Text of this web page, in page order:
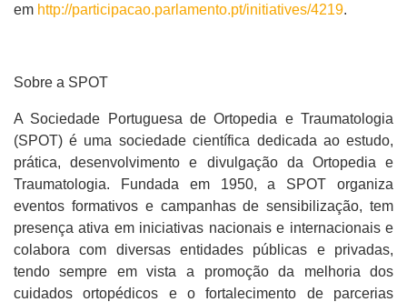
em http://participacao.parlamento.pt/initiatives/4219.
Sobre a SPOT
A Sociedade Portuguesa de Ortopedia e Traumatologia
(SPOT) é uma sociedade científica dedicada ao estudo,
prática, desenvolvimento e divulgação da Ortopedia e
Traumatologia. Fundada em 1950, a SPOT organiza
eventos formativos e campanhas de sensibilização, tem
presença ativa em iniciativas nacionais e internacionais e
colabora com diversas entidades públicas e privadas,
tendo sempre em vista a promoção da melhoria dos
cuidados ortopédicos e o fortalecimento de parcerias